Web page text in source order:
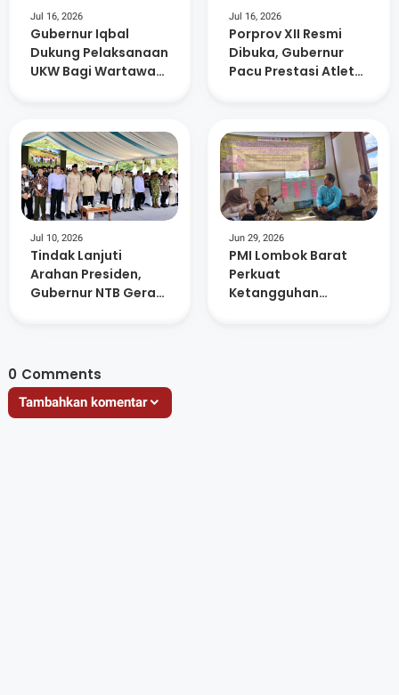
Jul 16, 2026
Gubernur Iqbal
Dukung Pelaksanaan
UKW Bagi Wartawan
Jul 16, 2026
Porprov XII Resmi
Dibuka, Gubernur
Pacu Prestasi Atlet
Jul 10, 2026
Tindak Lanjuti
Arahan Presiden,
Gubernur NTB Gerak
Jun 29, 2026
PMI Lombok Barat
Perkuat
Ketangguhan
0 Comments
Tambahkan komentar